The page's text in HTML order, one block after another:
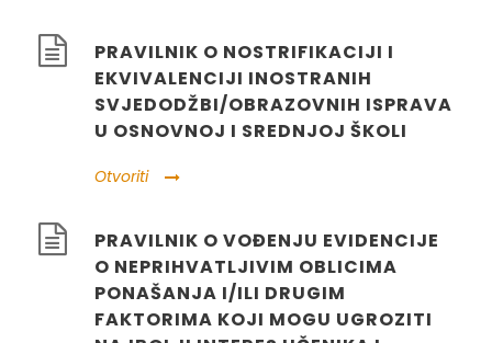
PRAVILNIK O NOSTRIFIKACIJI I
EKVIVALENCIJI INOSTRANIH
SVJEDODŽBI/OBRAZOVNIH ISPRAVA
U OSNOVNOJ I SREDNJOJ ŠKOLI
Otvoriti
PRAVILNIK O VOĐENJU EVIDENCIJE
O NEPRIHVATLJIVIM OBLICIMA
PONAŠANJA I/ILI DRUGIM
FAKTORIMA KOJI MOGU UGROZITI